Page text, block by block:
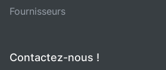
Fournisseurs
Contactez-nous !